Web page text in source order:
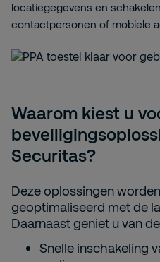
locatiegegevens en
contactpersonen of mobiele
Waarom kiest u
Securitas?
Deze oplossingen
geoptimaliseerd met de
Daarnaast geniet u van
Snelle inschakeling